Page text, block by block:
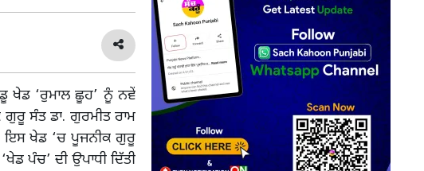
ਖੇਡ ‘ਰੁਮਾਲ ਛੂਹ’ ਨੂੰ ਨਵੇਂ
ਸੰਤ ਡਾ. ਗੁਰਮੀਤ ਰਾਮ
ਇਸ ਖੇਡ ‘ਚ ਪੂਜਨੀਕ ਗੁਰੂ
ਪੰਚ’ ਦੀ ਉਪਾਧੀ ਦਿੱਤੀ